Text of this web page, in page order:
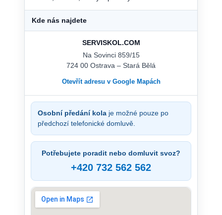
Kde nás najdete
SERVISKOL.COM
Na Sovinci 859/15
724 00 Ostrava – Stará Bělá
Otevřít adresu v Google Mapách
Osobní předání kola je možné pouze po
předchozí telefonické domluvě.
Potřebujete poradit nebo domluvit svoz?
+420 732 562 562